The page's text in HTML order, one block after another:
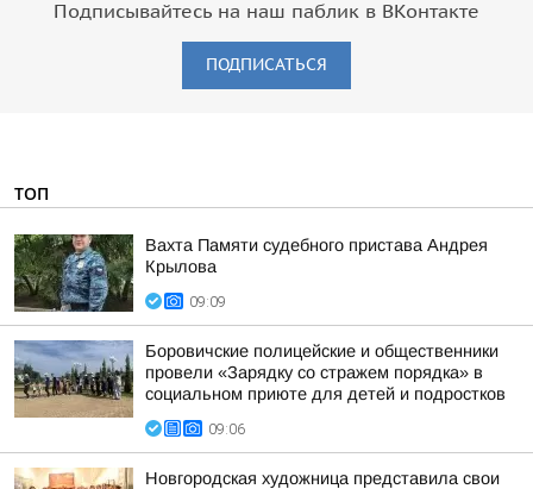
Подписывайтесь на наш паблик в ВКонтакте
ПОДПИСАТЬСЯ
ТОП
Вахта Памяти судебного пристава Андрея
Крылова
09:09
Боровичские полицейские и общественники
провели «Зарядку со стражем порядка» в
социальном приюте для детей и подростков
09:06
Новгородская художница представила свои